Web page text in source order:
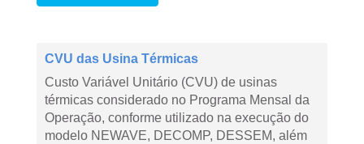
CVU das Usina Térmicas
Custo Variável Unitário (CVU) de usinas
térmicas considerado no Programa Mensal da
Operação, conforme utilizado na execução do
modelo NEWAVE, DECOMP, DESSEM, além